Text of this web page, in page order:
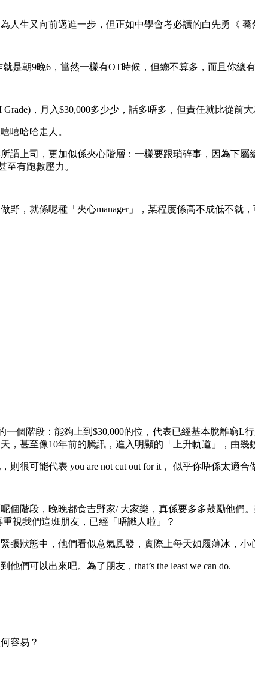
人生又向前邁進一步，但正如中學會考必讀的白先勇《 驀
是朝9晚6，當然一樣有OT時候，但總不算多，而且你總
Grade)，月入$30,000多少少，話多唔多，但責任就比從
嘻哈哈走人。
謂上司，更加似係夾心階層：一樣要跟瑣碎事，因為下
至有跑數壓力。
野，就係呢種「夾心manager」，某程度係高不成低不就
一個階段：能夠上到$30,000的位，代表已經基本脫離窮L
，甚至像10年前的騰訊，進入明顯的「上升軌道」，由幾
則很可能代表 you are not cut out for it， 似乎你唔係太適合
個階段，晚晚都食吉野家/ 大家樂，真係要多多鼓勵他
視我們這班朋友，已經「唔識人啦」？
張狀態中，他們看似意氣風發，實際上每天如履薄冰，
們可以出來吧。為了朋友，that’s the least we can do.
容易？